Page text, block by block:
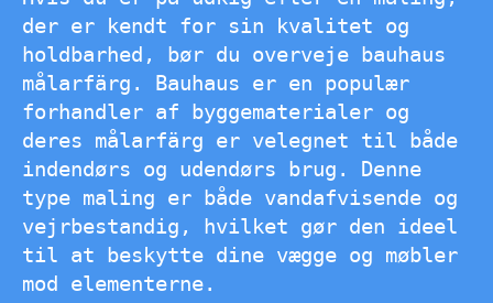
der er kendt for sin kvalitet og
holdbarhed, bør du overveje bauhaus
målarfärg. Bauhaus er en populær
forhandler af byggematerialer og
deres målarfärg er velegnet til både
indendørs og udendørs brug. Denne
type maling er både vandafvisende og
vejrbestandig, hvilket gør den ideel
til at beskytte dine vægge og møbler
mod elementerne.